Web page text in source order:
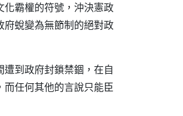
霸權的符號，沖決憲政
蛻變為無節制的絕對政
到政府封鎖禁錮，在自
任何其他的言說只能臣